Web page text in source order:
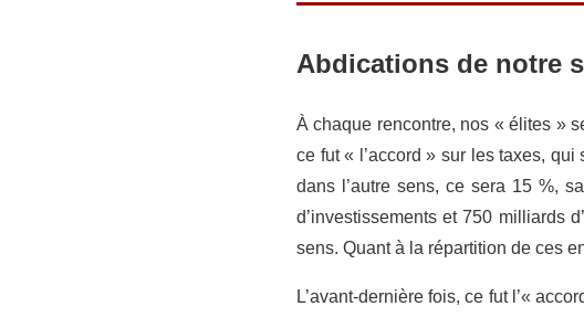
Abdications de notre
À chaque rencontre, nos « élites »
ce fut « l’accord » sur les taxes,
dans l’autre sens, ce sera 15 %,
d’investissements et 750 milliards
sens. Quant à la répartition de ces
L’avant-dernière fois, ce fut l’«